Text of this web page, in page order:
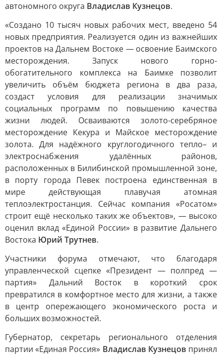
автономного округа Владислав Кузнецов.
«Создано 10 тысяч новых рабочих мест, введено 54
новых предприятия. Реализуется один из важнейших
проектов на Дальнем Востоке — освоение Баимского
месторождения. Запуск нового горно-
обогатительного комплекса на Баимке позволит
увеличить объём бюджета региона в два раза,
создаст условия для реализации значимых
социальных программ по повышению качества
жизни людей. Осваиваются золото-серебряное
месторождение Кекура и Майское месторождение
золота. Для надёжного круглогодичного тепло– и
электроснабжения удалённых районов,
расположенных в Билибинской промышленной зоне,
в порту города Певек построена единственная в
мире действующая плавучая атомная
теплоэлектростанция. Сейчас компания «Росатом»
строит ещё несколько таких же объектов», — высоко
оценил вклад «Единой России» в развитие Дальнего
Востока Юрий Трутнев.
Участники форума отмечают, что благодаря
управленческой сцепке «Президент — полпред —
партия» Дальний Восток в короткий срок
превратился в комфортное место для жизни, а также
в центр опережающего экономического роста и
больших возможностей.
Губернатор, секретарь регионального отделения
партии «Единая Россия» Владислав Кузнецов принял